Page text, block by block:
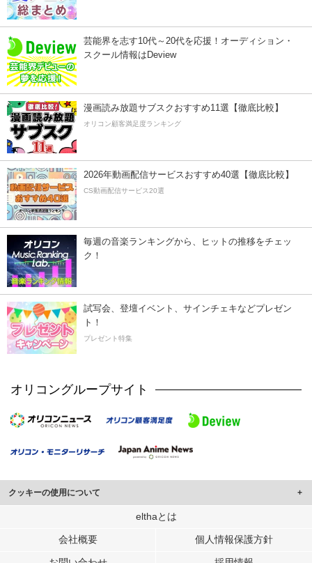
芸能界を志す10代～20代を応援！オーディション・
スクール情報はDeview
漫画読み放題サブスクおすすめ11選【徹底比較】
オリコン顧客満足度ランキング
2026年動画配信サービスおすすめ40選【徹底比較】
CS動画配信サービス20選
毎週の音楽ランキングから、ヒットの推移をチェッ
ク！
試写会、登壇イベント、サインチェキなどプレゼン
ト！
プレゼント特集
オリコングループサイト
クッキーの使用について
このサイトでは Cookie を使用して、ユーザーに合わせたコンテンツや広告の
行っています。
elthaとは
会社概要 個人情報保護方針